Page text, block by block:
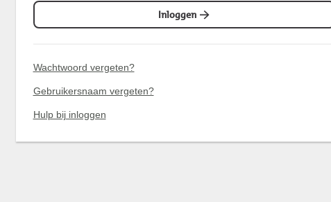
Inloggen
Wachtwoord vergeten?
Gebruikersnaam vergeten?
Hulp bij inloggen